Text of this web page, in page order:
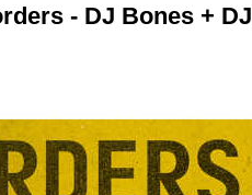
- DJ Bones + DJ